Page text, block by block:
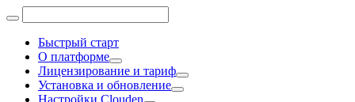
Быстрый старт
О платформе
Лицензирование и тариф
Установка и обновление
Настройки Clouden